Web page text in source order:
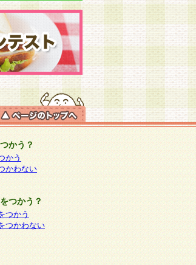
かう？
かう
かわない
つかう？
つかう
つかわない